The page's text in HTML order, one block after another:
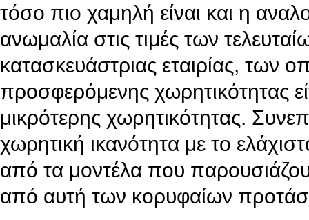
τόσο πιο χαμηλή είναι και η
ανωμαλία στις τιμές των
κατασκευάστριας εταιρίας, των
προσφερόμενης χωρητικότητας
μικρότερης χωρητικότητας.
χωρητική ικανότητα με το
από τα μοντέλα που
από αυτή των κορυφαίων